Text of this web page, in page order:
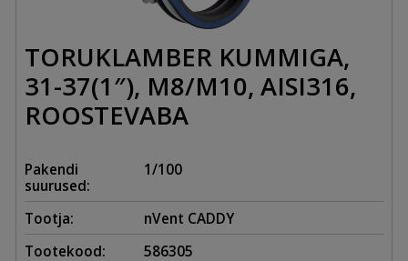
TORUKLAMBER KUMMIGA,
31-37(1″), M8/M10, AISI316,
ROOSTEVABA
Pakendi
suurused:
1/100
Tootja:
nVent CADDY
Tootekood:
586305